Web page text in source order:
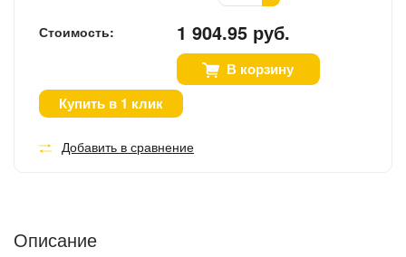
Стоимость: 1 904.95 руб.
В корзину
Купить в 1 клик
Добавить в сравнение
Описание